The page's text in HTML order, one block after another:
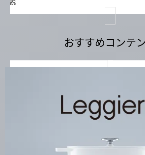
説
おすすめコンテ